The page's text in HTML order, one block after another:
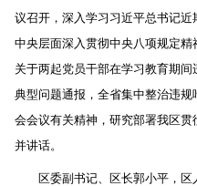
议召开，深入学习习近平总书记
中央层面深入贯彻中央八项规定
关于两起党员干部在学习教育期
典型问题通报，全省集中整治违
会会议有关精神，研究部署我区
并讲话。
区委副书记、区长郭小平，